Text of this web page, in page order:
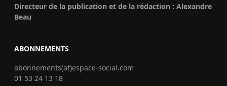
Directeur de la publication et de la rédaction : Alexandre
Beau
ABONNEMENTS
abonnements(at)espace-social.com
01 53 24 13 18